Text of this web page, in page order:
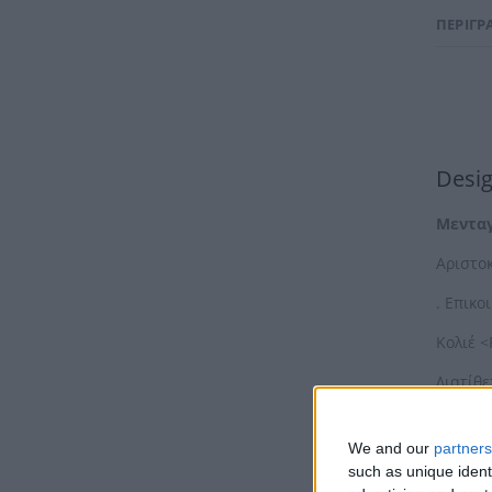
We and our partners
such as unique
.
Κολιέ